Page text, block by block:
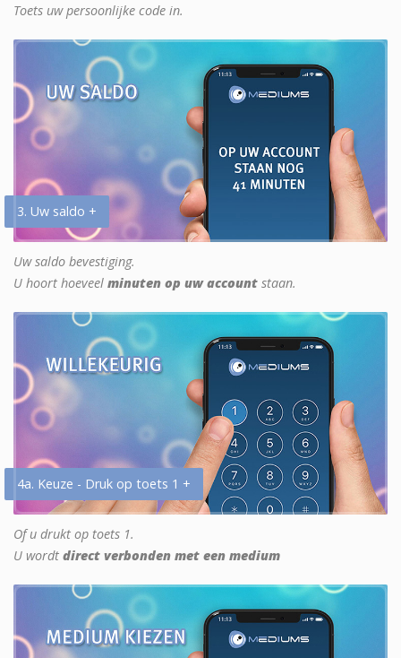
Toets uw persoonlijke code in.
3. Uw saldo +
Uw saldo bevestiging.
U hoort hoeveel minuten op uw account staan.
4a. Keuze - Druk op toets 1 +
Of u drukt op toets 1.
U wordt direct verbonden met een medium